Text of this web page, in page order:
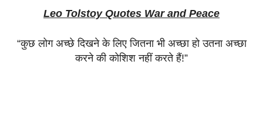
Leo Tolstoy Quotes War and Peace
“कुछ लोग अच्छे दिखने के लिए जितना भी अच्छा हो उतना अच्छा
करने की कोशिश नहीं करते हैं!”